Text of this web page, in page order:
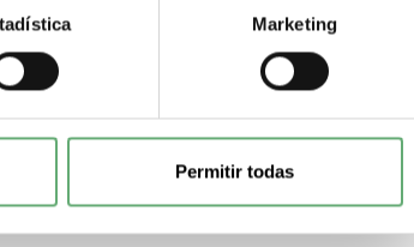
Marketing
Permitir todas